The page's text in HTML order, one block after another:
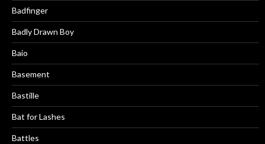
Badfinger
Badly Drawn Boy
Baio
Basement
Bastille
Bat for Lashes
Battles